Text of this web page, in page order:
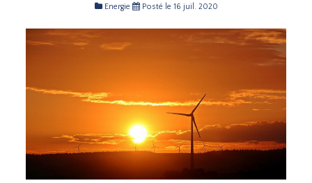
Energie Posté le 16 juil. 2020